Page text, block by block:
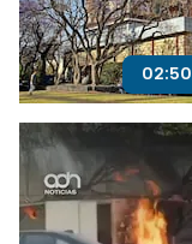
02:50